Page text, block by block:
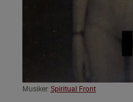
Musiker: Spiritual Front